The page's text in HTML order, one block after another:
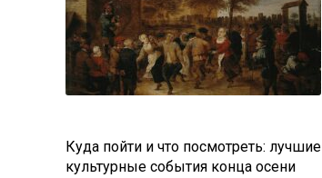
Куда пойти и что посмотреть: лучшие
культурные события конца осени